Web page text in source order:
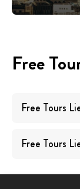
Free
Free Tours
Free Tours